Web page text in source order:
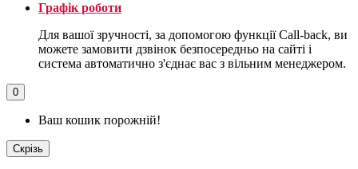
Графік роботи
Для вашої зручності, за допомогою функції Call-back, ви
можете замовити дзвінок безпосередньо на сайті і
система автоматично з'єднає вас з вільним менеджером.
0
Ваш кошик порожній!
Скрізь